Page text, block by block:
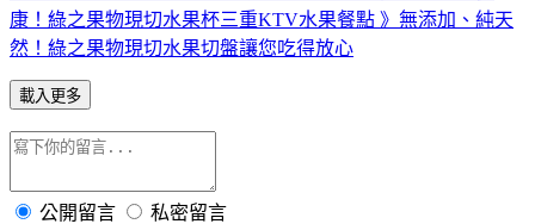
康！綠之果物現切水果杯三重KTV水果餐點 》無添加、純天
然！綠之果物現切水果切盤讓您吃得放心
載入更多
公開留言 私密留言